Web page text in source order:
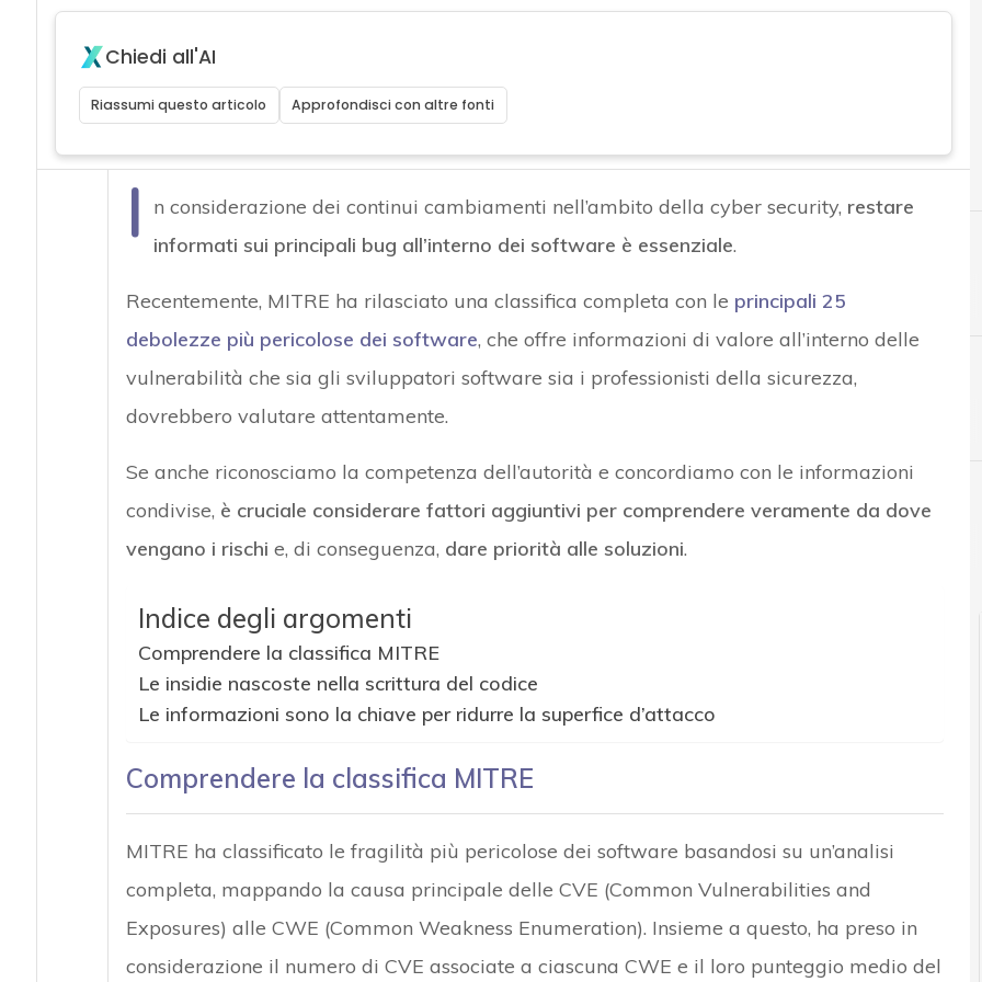
Chiedi all'AI
Riassumi questo articolo Approfondisci con altre fonti
I n considerazione dei continui cambiamenti nell’ambito della cyber security, restare
informati sui principali bug all’interno dei software è essenziale.
Recentemente, MITRE ha rilasciato una classifica completa con le principali 25
debolezze più pericolose dei software, che offre informazioni di valore all’interno delle
vulnerabilità che sia gli sviluppatori software sia i professionisti della sicurezza,
dovrebbero valutare attentamente.
Se anche riconosciamo la competenza dell’autorità e concordiamo con le informazioni
condivise, è cruciale considerare fattori aggiuntivi per comprendere veramente da dove
vengano i rischi e, di conseguenza, dare priorità alle soluzioni.
Indice degli argomenti
Comprendere la classifica MITRE
Le insidie nascoste nella scrittura del codice
Le informazioni sono la chiave per ridurre la superfice d’attacco
Comprendere la classifica MITRE
MITRE ha classificato le fragilità più pericolose dei software basandosi su un’analisi
completa, mappando la causa principale delle CVE (Common Vulnerabilities and
Exposures) alle CWE (Common Weakness Enumeration). Insieme a questo, ha preso in
considerazione il numero di CVE associate a ciascuna CWE e il loro punteggio medio del